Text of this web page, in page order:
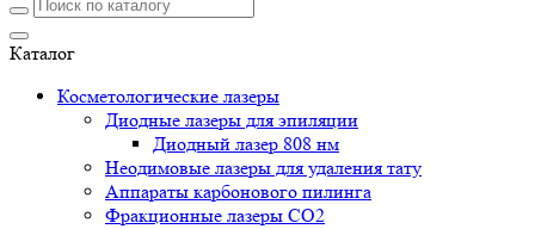
Каталог
Косметологические лазеры
Диодные лазеры для эпиляции
Диодный лазер 808 нм
Неодимовые лазеры для удаления тату
Аппараты карбонового пилинга
Фракционные лазеры CO2